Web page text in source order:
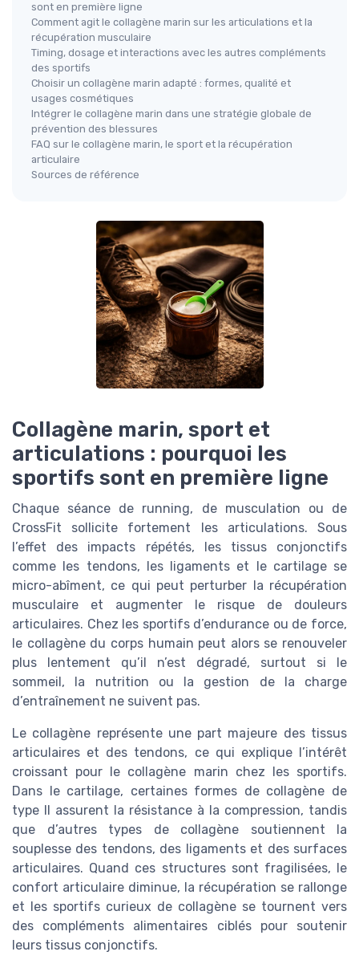
sont en première ligne
Comment agit le collagène marin sur les articulations et la
récupération musculaire
Timing, dosage et interactions avec les autres compléments
des sportifs
Choisir un collagène marin adapté : formes, qualité et
usages cosmétiques
Intégrer le collagène marin dans une stratégie globale de
prévention des blessures
FAQ sur le collagène marin, le sport et la récupération
articulaire
Sources de référence
Collagène marin, sport et
articulations : pourquoi les
sportifs sont en première ligne
Chaque séance de running, de musculation ou de
CrossFit sollicite fortement les articulations. Sous
l’effet des impacts répétés, les tissus conjonctifs
comme les tendons, les ligaments et le cartilage se
micro-abîment, ce qui peut perturber la récupération
musculaire et augmenter le risque de douleurs
articulaires. Chez les sportifs d’endurance ou de force,
le collagène du corps humain peut alors se renouveler
plus lentement qu’il n’est dégradé, surtout si le
sommeil, la nutrition ou la gestion de la charge
d’entraînement ne suivent pas.
Le collagène représente une part majeure des tissus
articulaires et des tendons, ce qui explique l’intérêt
croissant pour le collagène marin chez les sportifs.
Dans le cartilage, certaines formes de collagène de
type II assurent la résistance à la compression, tandis
que d’autres types de collagène soutiennent la
souplesse des tendons, des ligaments et des surfaces
articulaires. Quand ces structures sont fragilisées, le
confort articulaire diminue, la récupération se rallonge
et les sportifs curieux de collagène se tournent vers
des compléments alimentaires ciblés pour soutenir
leurs tissus conjonctifs.